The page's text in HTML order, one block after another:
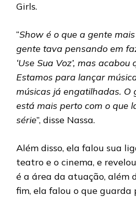
Girls.
“Show é o que a gente
gente tava pensando em
‘Use Sua Voz’, mas acabou
Estamos para lançar
músicas já engatilhadas. O
está mais perto com o que
série”, disse Nassa.
Além disso, ela falou sua
teatro e o cinema, e
é a área da atuação, além
fim, ela falou o que guarda